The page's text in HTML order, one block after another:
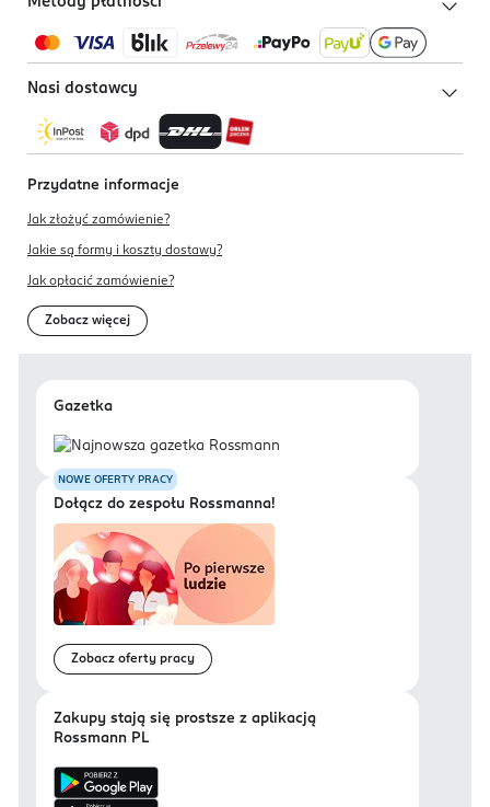
Nasi dostawcy
Przydatne informacje
Jak złożyć zamówienie?
Jakie są formy i koszty dostawy?
Jak opłacić zamówienie?
Zobacz więcej
Gazetka
NOWE OFERTY PRACY
Dołącz do zespołu Rossmanna!
Zobacz oferty pracy
Zakupy stają się prostsze z aplikacją
Rossmann PL